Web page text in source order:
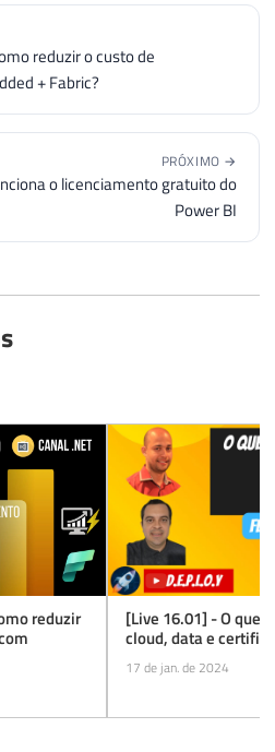
reduzir o custo de
+ Fabric?
PRÓXIMO →
o licenciamento gratuito do
Power BI
reduzir [Live 16.01] - O que
cloud, data e
17 de jan. de 2024